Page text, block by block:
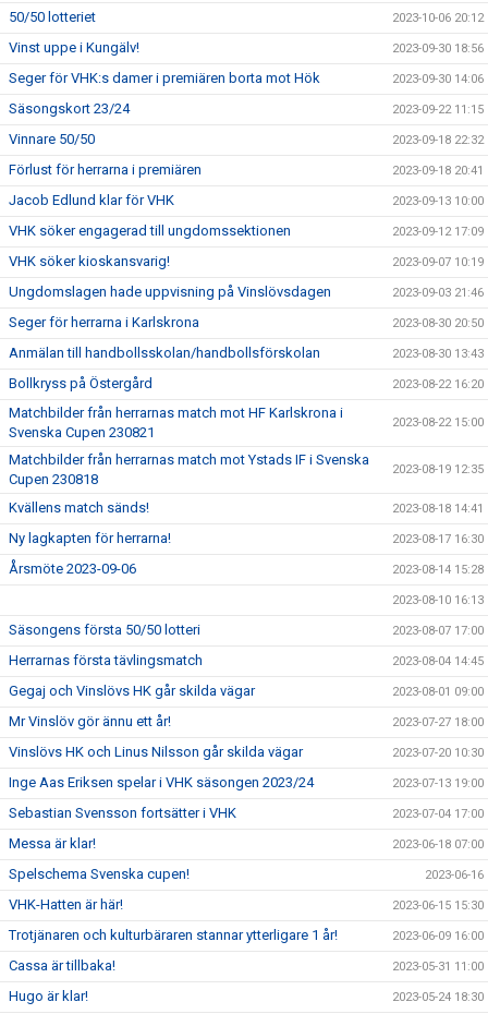
50/50 lotteriet 2023-10-06 20:12
Vinst uppe i Kungälv! 2023-09-30 18:56
Seger för VHK:s damer i premiären borta mot Hök 2023-09-30 14:06
Säsongskort 23/24 2023-09-22 11:15
Vinnare 50/50 2023-09-18 22:32
Förlust för herrarna i premiären 2023-09-18 20:41
Jacob Edlund klar för VHK 2023-09-13 10:00
VHK söker engagerad till ungdomssektionen 2023-09-12 17:09
VHK söker kioskansvarig! 2023-09-07 10:19
Ungdomslagen hade uppvisning på Vinslövsdagen 2023-09-03 21:46
Seger för herrarna i Karlskrona 2023-08-30 20:50
Anmälan till handbollsskolan/handbollsförskolan 2023-08-30 13:43
Bollkryss på Östergård 2023-08-22 16:20
Matchbilder från herrarnas match mot HF Karlskrona i
Svenska Cupen 230821
2023-08-22 15:00
Matchbilder från herrarnas match mot Ystads IF i Svenska
Cupen 230818
2023-08-19 12:35
Kvällens match sänds! 2023-08-18 14:41
Ny lagkapten för herrarna! 2023-08-17 16:30
Årsmöte 2023-09-06 2023-08-14 15:28
2023-08-10 16:13
Säsongens första 50/50 lotteri 2023-08-07 17:00
Herrarnas första tävlingsmatch 2023-08-04 14:45
Gegaj och Vinslövs HK går skilda vägar 2023-08-01 09:00
Mr Vinslöv gör ännu ett år! 2023-07-27 18:00
Vinslövs HK och Linus Nilsson går skilda vägar 2023-07-20 10:30
Inge Aas Eriksen spelar i VHK säsongen 2023/24 2023-07-13 19:00
Sebastian Svensson fortsätter i VHK 2023-07-04 17:00
Messa är klar! 2023-06-18 07:00
Spelschema Svenska cupen! 2023-06-16
VHK-Hatten är här! 2023-06-15 15:30
Trotjänaren och kulturbäraren stannar ytterligare 1 år! 2023-06-09 16:00
Cassa är tillbaka! 2023-05-31 11:00
Hugo är klar! 2023-05-24 18:30